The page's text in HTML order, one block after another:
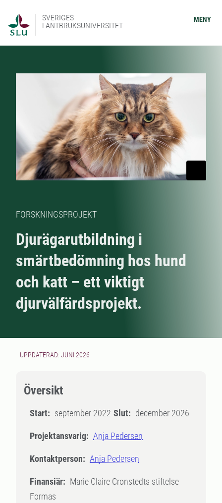
SVERIGES
LANTBRUKSUNIVERSITET
MENY
FORSKNINGSPROJEKT
Djurägarutbildning i
smärtbedömning hos hund
och katt – ett viktigt
djurvälfärdsprojekt.
UPPDATERAD: JUNI 2026
Översikt
Start: september 2022 Slut: december 2026
Projektansvarig: Anja Pedersen
Kontaktperson: Anja Pedersen
Finansiär: Marie Claire Cronstedts stiftelse
Formas